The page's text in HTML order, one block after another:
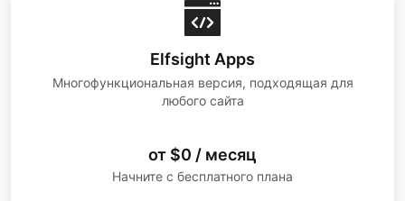
Elfsight Apps
Многофункциональная версия, подходящая для
любого сайта
от $0 / месяц
Начните с бесплатного плана